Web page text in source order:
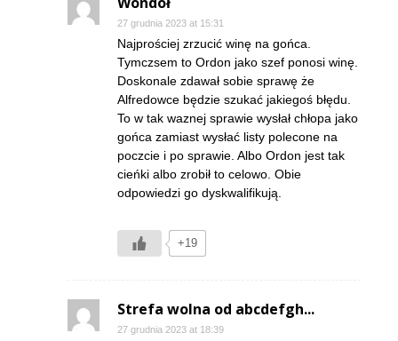
27 grudnia 2023 at 15:31
Najprościej zrzucić winę na gońca.
Tymczsem to Ordon jako szef ponosi winę.
Doskonale zdawał sobie sprawę że
Alfredowce będzie szukać jakiegoś błędu.
To w tak waznej sprawie wysłał chłopa jako
gońca zamiast wysłać listy polecone na
poczcie i po sprawie. Albo Ordon jest tak
cieńki albo zrobił to celowo. Obie
odpowiedzi go dyskwalifikują.
+19
Strefa wolna od abcdefgh...
27 grudnia 2023 at 18:39